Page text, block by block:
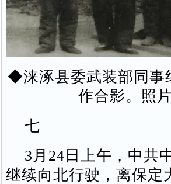
◆涞涿县委武装部同事
作合影。照
七
3月24日上午，中共
继续向北行驶，离保定